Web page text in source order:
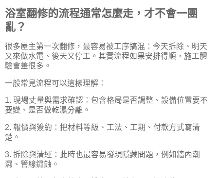
浴室翻修的流程通常怎麼走，才不會一團
亂？
很多屋主第一次翻修，最容易被工序搞混：今天拆除、明天
又來做水電、後天又停工。其實流程如果安排得順，施工體
驗會差很多。
一般常見流程可以這樣理解：
1. 現場丈量與需求確認：包含格局是否調整、設備位置要不
要變、是否做乾濕分離。
2. 報價與簽約：把材料等級、工法、工期、付款方式寫清
楚。
3. 拆除與清運：此時也最容易發現隱藏問題，例如牆內潮
濕、管線鏽蝕。